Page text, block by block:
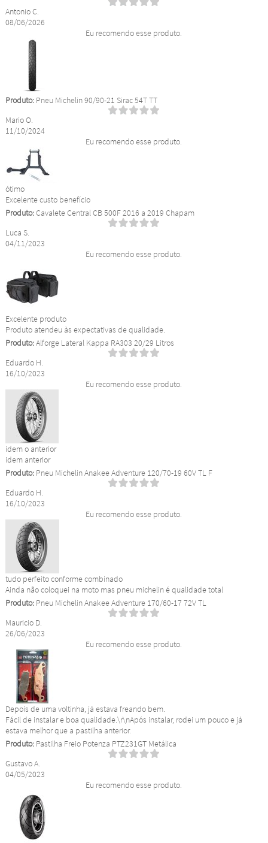
Antonio C.
08/06/2026
Eu recomendo esse produto.
Produto:Pneu Michelin 90/90-21 Sirac 54T TT
Mario O.
11/10/2024
Eu recomendo esse produto.
ótimo
Excelente custo benefício
Produto:Cavalete Central CB 500F 2016 a 2019 Chapam
Luca S.
04/11/2023
Eu recomendo esse produto.
Excelente produto
Produto atendeu às expectativas de qualidade.
Produto:Alforge Lateral Kappa RA303 20/29 Litros
Eduardo H.
16/10/2023
Eu recomendo esse produto.
idem o anterior
idem anterior
Produto:Pneu Michelin Anakee Adventure 120/70-19 60V TL F
Eduardo H.
16/10/2023
Eu recomendo esse produto.
tudo perfeito conforme combinado
Ainda não coloquei na moto mas pneu michelin é qualidade total
Produto:Pneu Michelin Anakee Adventure 170/60-17 72V TL
Mauricio D.
26/06/2023
Eu recomendo esse produto.
Depois de uma voltinha, já estava freando bem.
Fácil de instalar e boa qualidade.\r\nApós instalar, rodei um pouco e já
estava melhor que a pastilha anterior.
Produto:Pastilha Freio Potenza PTZ231GT Metálica
Gustavo A.
04/05/2023
Eu recomendo esse produto.